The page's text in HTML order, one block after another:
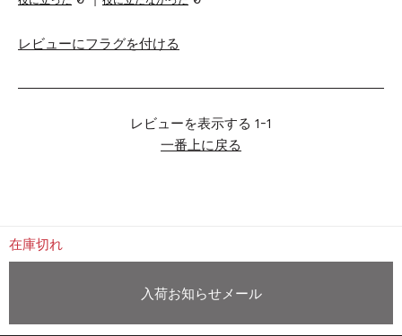
レビューにフラグを付ける
レビューを表示する 1-1
一番上に戻る
在庫切れ
入荷お知らせメール